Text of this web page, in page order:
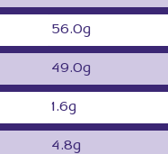
56.0g
49.0g
1.6g
4.8g